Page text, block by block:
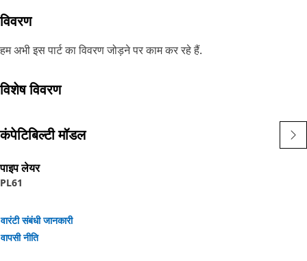
विवरण
हम अभी इस पार्ट का विवरण जोड़ने पर काम कर रहे हैं.
विशेष विवरण
कंपेटिबिल्टी मॉडल
पाइप लेयर
PL61
वारंटी संबंधी जानकारी
वापसी नीति